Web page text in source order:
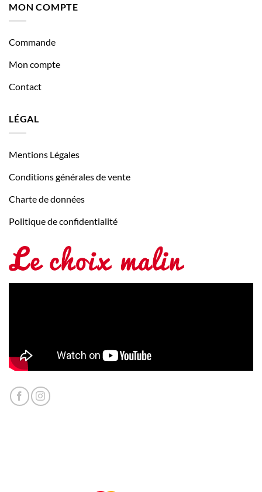
MON COMPTE
Commande
Mon compte
Contact
LÉGAL
Mentions Légales
Conditions générales de vente
Charte de données
Politique de confidentialité